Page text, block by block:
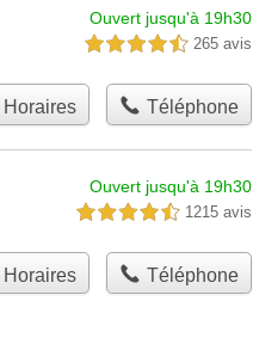
Ouvert jusqu'à 19h30
4,5 étoiles sur 5 265 avis
Horaires Téléphone
Ouvert jusqu'à 19h30
4,5 étoiles sur 5 1215 avis
Horaires Téléphone